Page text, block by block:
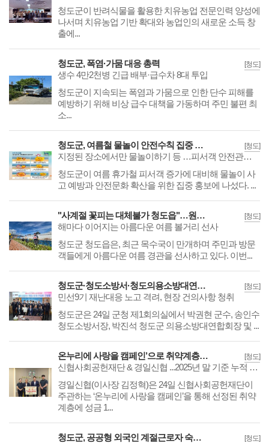
​​​​​​​청도군이 반려식물을 활용한 치유농업 전문인력 양성에
나서며 치유농업 기반 확대와 농업인의 새로운 소득 창
출에...
[청도]
청도군, 폭염·가뭄 대응 총력
생수 4만2천병 긴급 배부·급수차 8대 투입
​​​​​​​청도군이 지속되는 폭염과 가뭄으로 인한 단수 피해를
예방하기 위해 비상 급수 대책을 가동하며 주민 불편 최
소...
[청도]
청도군, 여름철 물놀이 안전수칙 집중 홍보
지정된 장소에서만 물놀이하기 등 …피서객 안전관리 강화
​​​​​​​청도군이 여름 휴가철 피서객 증가에 대비해 물놀이 사
고 예방과 안전문화 확산을 위한 집중 홍보에 나섰다. ...
[청도]
"사계절 꽃피는 대체불가 청도읍"…원정2리 도로변 목수국 만개
해마다 이어지는 아름다운 여름 볼거리 선사
​​​​​​​청도군 청도읍은, 최근 목수국이 만개하며 주민과 방문
객들에게 아름다운 여름 경관을 선사하고 있다. 이번...
[청도]
청도군·청도소방서·청도의용소방대연합회 임원 소통 간담회
민선9기 재난대응 노고 격려, 현장 건의사항 청취
​​​​​​​청도군은 24일 군청 제1회의실에서 박권현 군수, 송인수
청도소방서장, 박진석 청도군 의용소방대연합회장 및 ...
[청도]
온누리에 사랑을 캠페인’으로 취약계층 어부바
신협사회공헌재단 & 경일신협 ...2025년 말 기준 누적 26억 6,700만원
경일신협(이사장 김정혁)은 24일 신협사회공헌재단이
주관하는 ‘온누리에 사랑을 캠페인’을 통해 선정된 취약
계층에 성금 1...
[청도]
청도군, 공공형 외국인 계절근로자 숙소 방문 격려